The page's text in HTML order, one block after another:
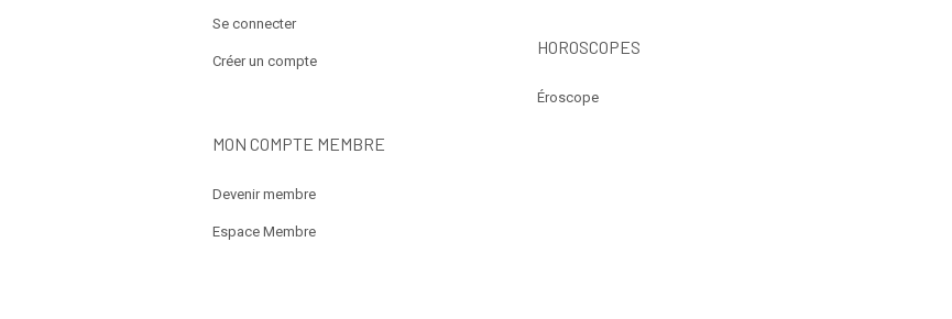
Se connecter
Créer un compte
MON COMPTE MEMBRE
Devenir membre
Espace Membre
HOROSCOPES
Éroscope